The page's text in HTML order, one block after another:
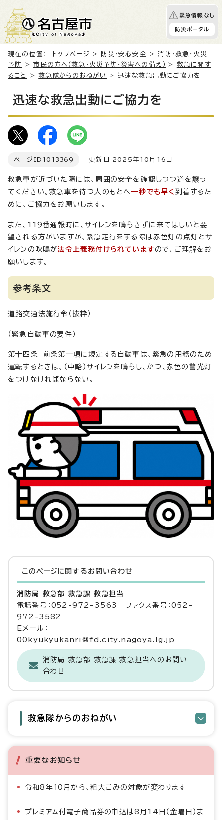
緊急情報なし
防災ポータル
現在の位置： トップページ > 防災・安心安全 >消防・救急・火災
予防
>市民の方へ（救急・火災予防・災害への備え） > 救急に関す
ること
>救急隊からのおねがい > 迅速な救急出動にご協力を
迅速な救急出動にご協力を
ページID 1013369 更新日 2025年10月16日
救急車が近づいた際には、周囲の安全を確認しつつ道を譲っ
てください。救急車を待つ人のもとへ一秒でも早く 到着するた
めに、ご協力をお願いします。
また、119番通報時に、サイレンを鳴らさずに来てほしいと要
望される方がいますが、緊急走行をする際は赤色灯の点灯とサ
イレンの吹鳴が法令上義務付けられていますので、ご理解をお
願いします。
参考条文
道路交通法施行令（抜粋）
（緊急自動車の要件）
第十四条 前条第一項に規定する自動車は、緊急の用務のため
運転するときは、（中略）サイレンを鳴らし、かつ、赤色の警光灯
をつけなければならない。
このページに関する お問い合わせ
消防局 救急部 救急課 救急担当
電話番号：052-972-3563 ファクス番号：052-
972-3582
Eメール：
00kyukyukanri@fd.city.nagoya.lg.jp
消防局 救急部 救急課 救急担当へのお問い
合わせ
救急隊からのおねがい
重要なお知らせ
令和8年10月から、粗大ごみの対象が変わります
プレミアム付電子商品券の申込は8月14日（金曜日）ま